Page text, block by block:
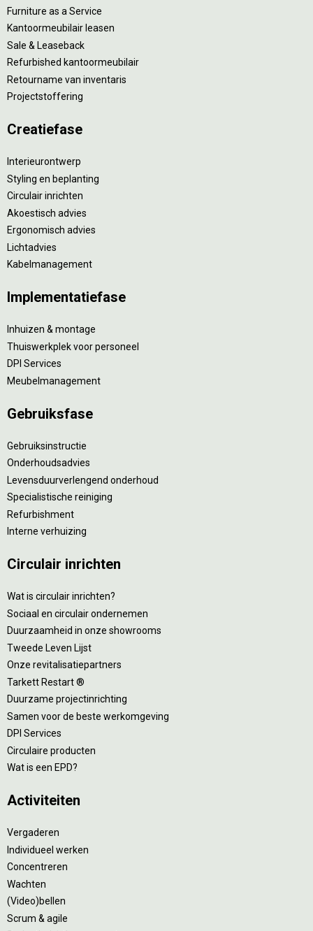
Furniture as a Service
Kantoormeubilair leasen
Sale & Leaseback
Refurbished kantoormeubilair
Retourname van inventaris
Projectstoffering
Creatiefase
Interieurontwerp
Styling en beplanting
Circulair inrichten
Akoestisch advies
Ergonomisch advies
Lichtadvies
Kabelmanagement
Implementatiefase
Inhuizen & montage
Thuiswerkplek voor personeel
DPI Services
Meubelmanagement
Gebruiksfase
Gebruiksinstructie
Onderhoudsadvies
Levensduurverlengend onderhoud
Specialistische reiniging
Refurbishment
Interne verhuizing
Circulair inrichten
Wat is circulair inrichten?
Sociaal en circulair ondernemen
Duurzaamheid in onze showrooms
Tweede Leven Lijst
Onze revitalisatiepartners
Tarkett Restart ®
Duurzame projectinrichting
Samen voor de beste werkomgeving
DPI Services
Circulaire producten
Wat is een EPD?
Activiteiten
Vergaderen
Individueel werken
Concentreren
Wachten
(Video)bellen
Scrum & agile